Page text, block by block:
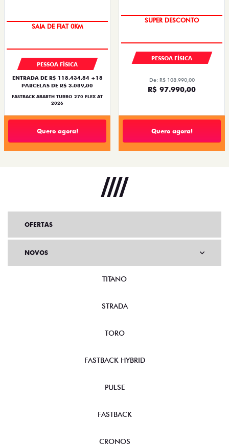
PREÇO IMPERDÍVEL
PESSOA FÍSICA
ENTRADA DE R$ 118.434,84 +18
PARCELAS DE R$ 3.089,00
FASTBACK ABARTH TURBO 270 FLEX AT
2026
Quero agora!
TAXA ZERO
PESSOA FÍSICA
De: R$ 108.990,00
R$ 97.990,00
Quero agora!
OFERTAS
NOVOS
TITANO
STRADA
TORO
FASTBACK HYBRID
PULSE
FASTBACK
CRONOS